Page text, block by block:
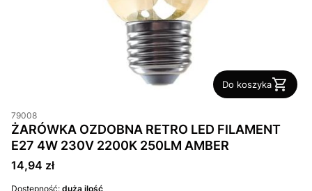
Do koszyka
79008
ŻARÓWKA OZDOBNA RETRO LED FILAMENT
E27 4W 230V 2200K 250LM AMBER
Cena
14,94 zł
Dostępność: duża ilość